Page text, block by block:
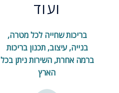
ועוד
בריכות שחייה לכל מטרה,
בנייה, עיצוב, תכנון בריכות
ברמה אחרת, השירות ניתן בכל
הארץ